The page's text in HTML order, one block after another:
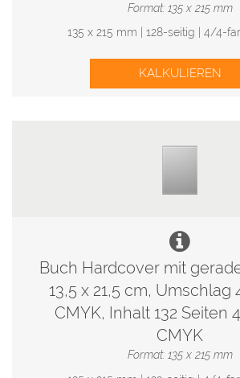
Format: 135 x 215 mm
135 x 215 mm | 128-seitig | 4/4-
KALKULIEREN
Buch Hardcover mit
13,5 x 21,5 cm,
CMYK, Inhalt 132 Seiten
CMYK
Format: 135 x 215 mm